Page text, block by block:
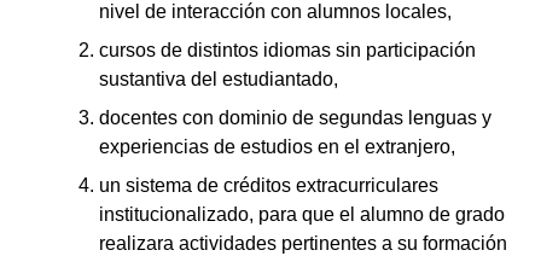
nivel de interacción con alumnos locales,
cursos de distintos idiomas sin participación
sustantiva del estudiantado,
docentes con dominio de segundas lenguas y
experiencias de estudios en el extranjero,
un sistema de créditos extracurriculares
institucionalizado, para que el alumno de grado
realizara actividades pertinentes a su formación